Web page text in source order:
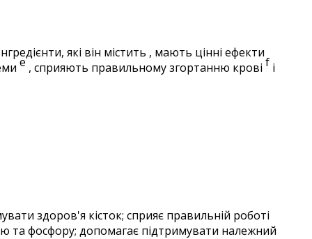
які він містить , мають цінні ефекти
e , сприяють правильному згортанню крові f і
здоров'я кісток; сприяє правильній роботі
та фосфору; допомагає підтримувати належний